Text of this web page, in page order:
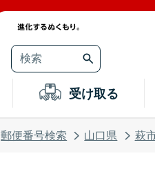
受け取る
郵便番号検索 山口県 萩